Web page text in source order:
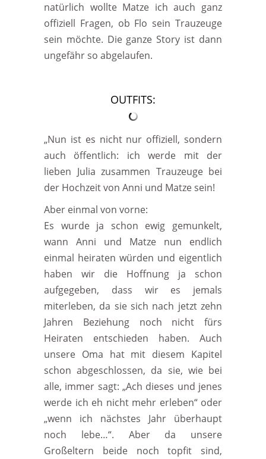
natürlich wollte Matze ich auch ganz
offiziell Fragen, ob Flo sein Trauzeuge
sein möchte. Die ganze Story ist dann
ungefähr so abgelaufen.
OUTFITS:
„Nun ist es nicht nur offiziell, sondern
auch öffentlich: ich werde mit der
lieben Julia zusammen Trauzeuge bei
der Hochzeit von Anni und Matze sein!
Aber einmal von vorne:
Es wurde ja schon ewig gemunkelt,
wann Anni und Matze nun endlich
einmal heiraten würden und eigentlich
haben wir die Hoffnung ja schon
aufgegeben, dass wir es jemals
miterleben, da sie sich nach jetzt zehn
Jahren Beziehung noch nicht fürs
Heiraten entschieden haben. Auch
unsere Oma hat mit diesem Kapitel
schon abgeschlossen, da sie, wie bei
alle, immer sagt: „Ach dieses und jenes
werde ich eh nicht mehr erleben“ oder
„wenn ich nächstes Jahr überhaupt
noch lebe…“. Aber da unsere
Großeltern beide noch topfit sind,